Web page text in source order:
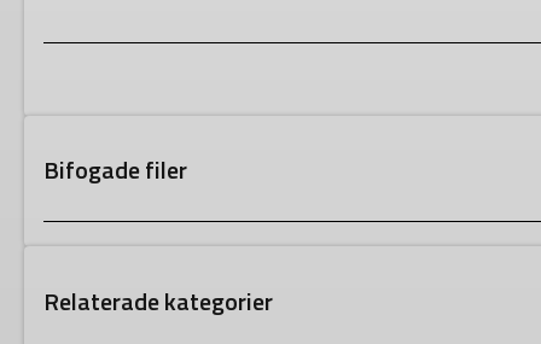
Bifogade filer
Relaterade kategorier